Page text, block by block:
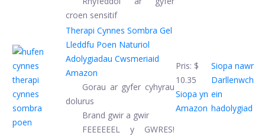
croen sensitif
Therapi Cynnes Sombra Gel
Lleddfu Poen Naturiol
Adolygiadau Cwsmeriaid
Amazon
Gorau ar gyfer cyhyrau
dolurus
Brand gwir a gwir
FEEEEEEL y GWRES!
Pris: $
10.35
Siopa yn
Amazon
Siopa nawr
Darllenwch
ein
hadolygiad